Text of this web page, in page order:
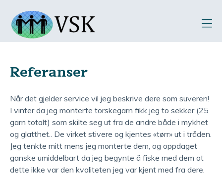
Referanser
Når det gjelder service vil jeg beskrive dere som suveren!
I vinter da jeg monterte torskegarn fikk jeg to sekker (25
garn totalt) som skilte seg ut fra de andre både i mykhet
og glatthet.. De virket stivere og kjentes «tørr» ut i tråden.
Jeg tenkte mitt mens jeg monterte dem, og oppdaget
ganske umiddelbart da jeg begynte å fiske med dem at
dette ikke var den kvaliteten jeg var kjent med fra dere.